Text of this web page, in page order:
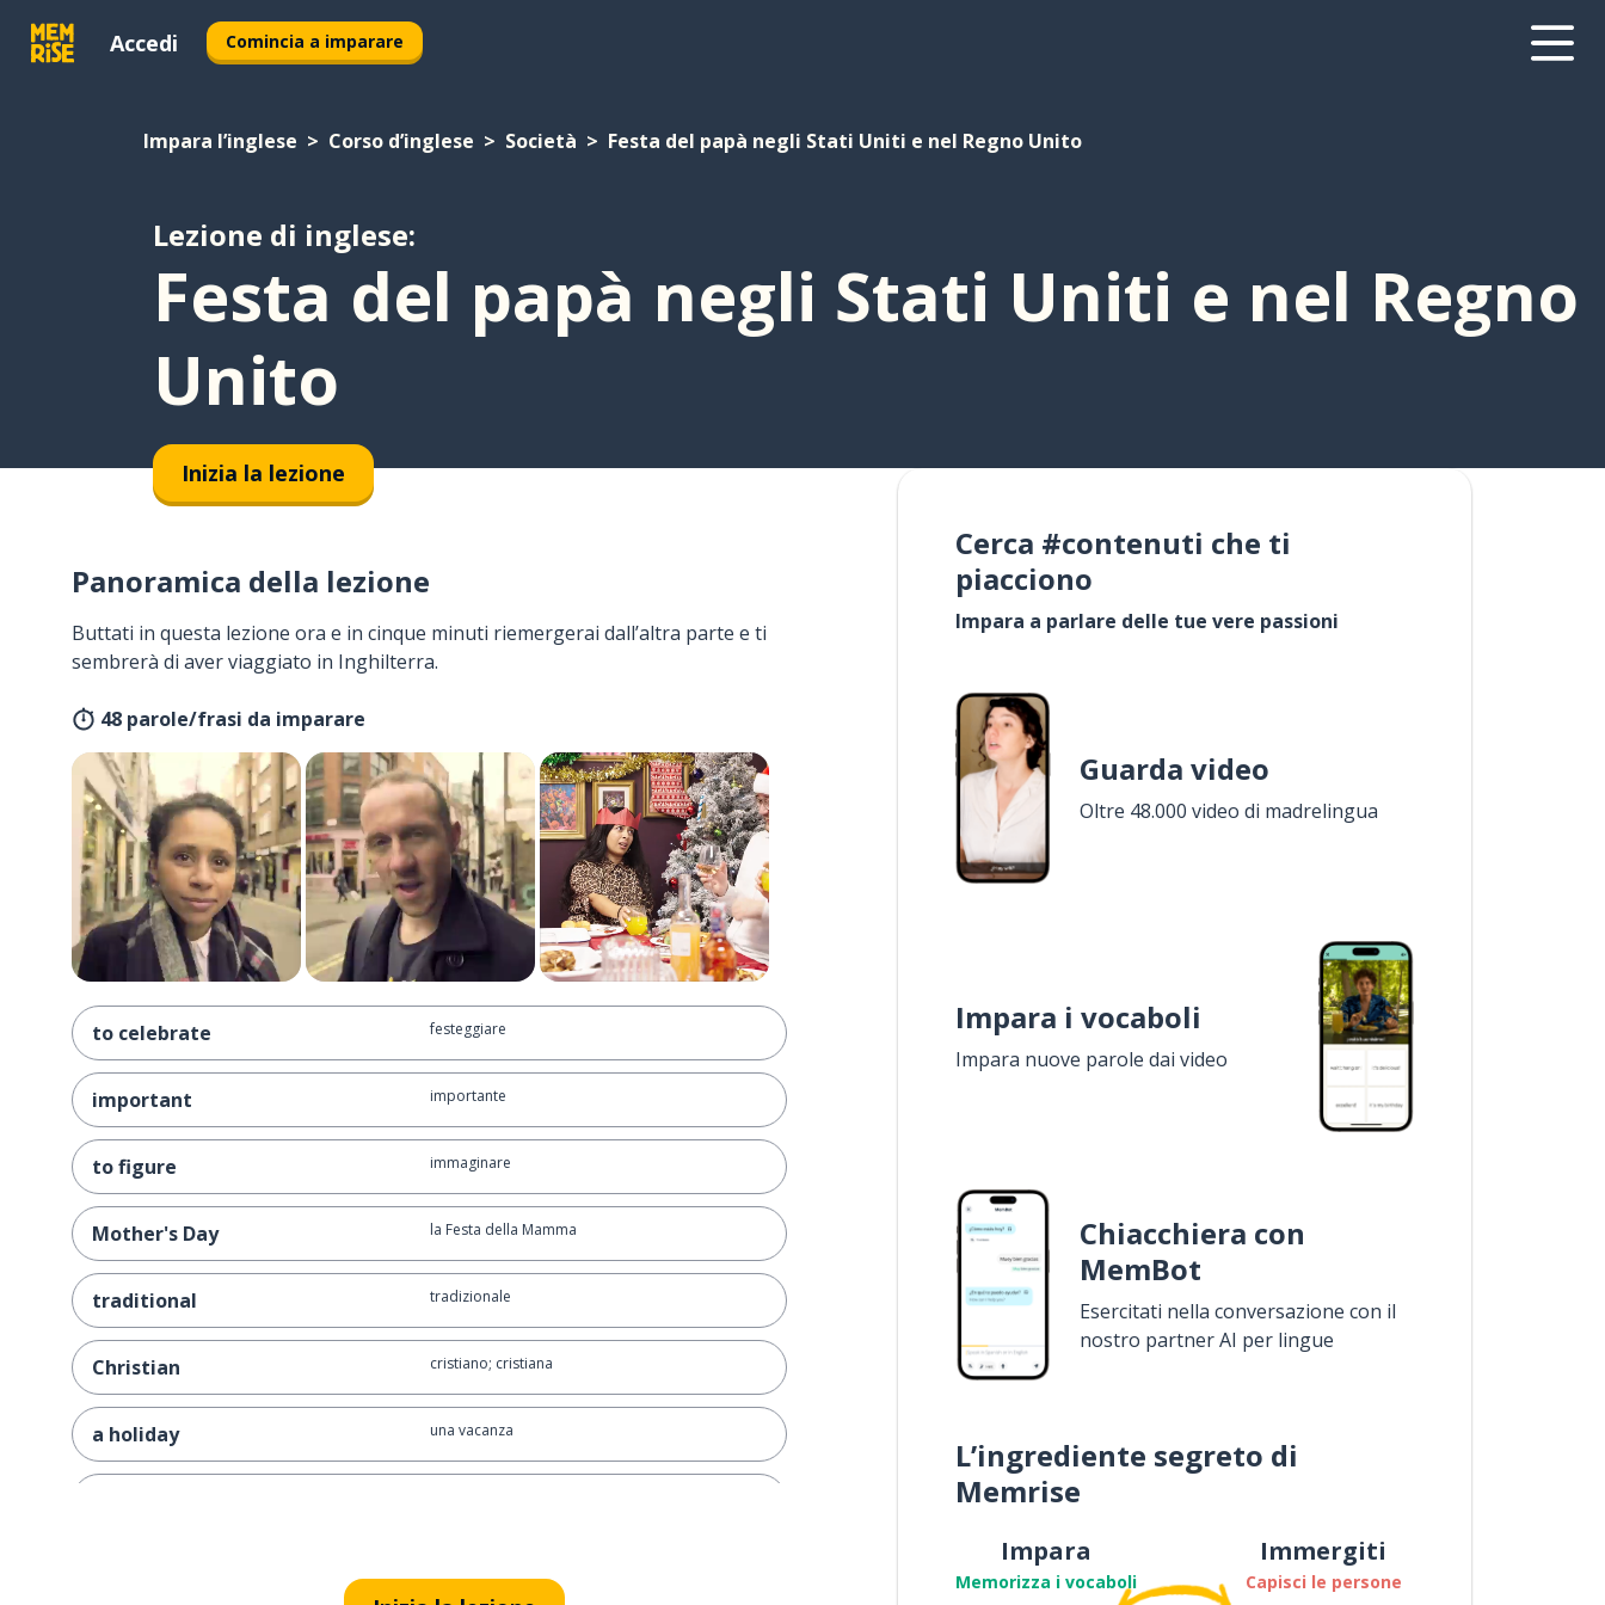
Accedi Comincia a imparare
Impara l’inglese Corso d’inglese Società Festa del papà negli Stati Uniti e nel Regno Unito
Lezione di inglese:
Festa del papà negli Stati Uniti e nel Regno
Unito
Inizia la lezione
Panoramica della lezione
Buttati in questa lezione ora e in cinque minuti riemergerai dall’altra parte e ti
sembrerà di aver viaggiato in Inghilterra.
48 parole/frasi da imparare
to celebrate festeggiare
important importante
to figure immaginare
Mother's Day la Festa della Mamma
traditional tradizionale
Christian cristiano; cristiana
a holiday una vacanza
Cerca #contenuti che ti
piacciono
Impara a parlare delle tue vere passioni
Guarda video
Oltre 48.000 video di madrelingua
Impara i vocaboli
Impara nuove parole dai video
Chiacchiera con
MemBot
Esercitati nella conversazione con il
nostro partner AI per lingue
L’ingrediente segreto di
Memrise
Impara
Memorizza i vocaboli
Immergiti
Capisci le persone